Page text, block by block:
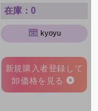
在庫：0
kyoyu
新規購入者登録して
卸価格を見る